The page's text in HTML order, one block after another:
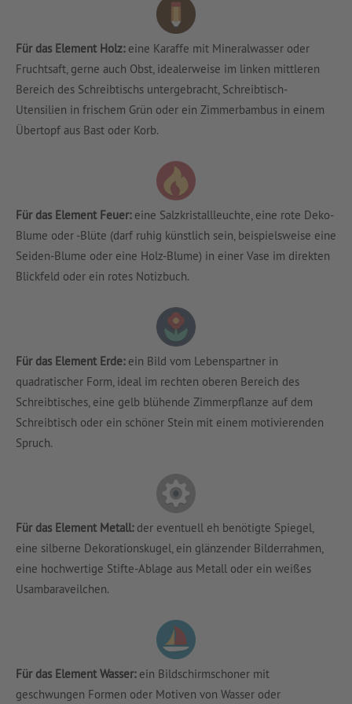
Für das Element Holz:eine Karaffe mit Mineralwasser oder
Fruchtsaft, gerne auch Obst, idealerweise im linken mittleren
Bereich des Schreibtischs untergebracht, Schreibtisch-
Utensilien in frischem Grün oder ein Zimmerbambus in einem
Übertopf aus Bast oder Korb.
Für das Element Feuer:eine Salzkristallleuchte, eine rote Deko-
Blume oder -Blüte (darf ruhig künstlich sein, beispielsweise eine
Seiden-Blume oder eine Holz-Blume) in einer Vase im direkten
Blickfeld oder ein rotes Notizbuch.
Für das Element Erde:ein Bild vom Lebenspartner in
quadratischer Form, ideal im rechten oberen Bereich des
Schreibtisches, eine gelb blühende Zimmerpflanze auf dem
Schreibtisch oder ein schöner Stein mit einem motivierenden
Spruch.
Für das Element Metall:der eventuell eh benötigte Spiegel,
eine silberne Dekorationskugel, ein glänzender Bilderrahmen,
eine hochwertige Stifte-Ablage aus Metall oder ein weißes
Usambaraveilchen.
Für das Element Wasser:ein Bildschirmschoner mit
geschwungen Formen oder Motiven von Wasser oder